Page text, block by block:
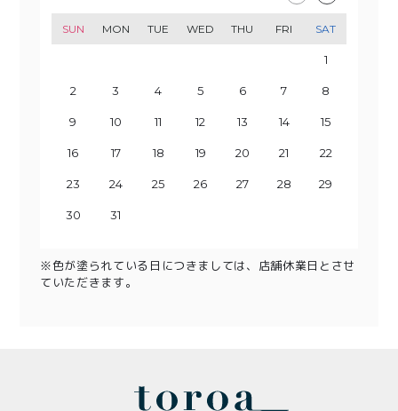
SUN MON TUE WED THU FRI SAT
1
2 3 4 5 6 7 8
9 10 11 12 13 14 15
16 17 18 19 20 21 22
23 24 25 26 27 28 29
30 31
SUN MON TUE WED THU FRI SAT
5
6 7 8 9 10 11 12
13 14 15 16 17 18 19
20 21 22 23 24 25 26
27 28 29 30
SUN MON TUE WED THU FRI SAT
3
4 5 6 7 8 9 10
11 12 13 14 15 16 17
18 19 20 21 22 23 24
25 26 27 28 29 30 31
SUN MON TUE WED THU FRI SAT
7
8 9 10 11 12 13 14
15 16 17 18 19 20 21
22 23 24 25 26 27 28
29 30
※色が塗られている日につきましては、店舗休業日とさせ
ていただきます。